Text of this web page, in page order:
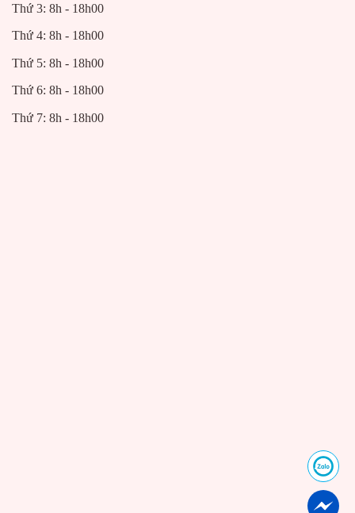
Thứ 3: 8h - 18h00
Thứ 4: 8h - 18h00
Thứ 5: 8h - 18h00
Thứ 6: 8h - 18h00
Thứ 7: 8h - 18h00